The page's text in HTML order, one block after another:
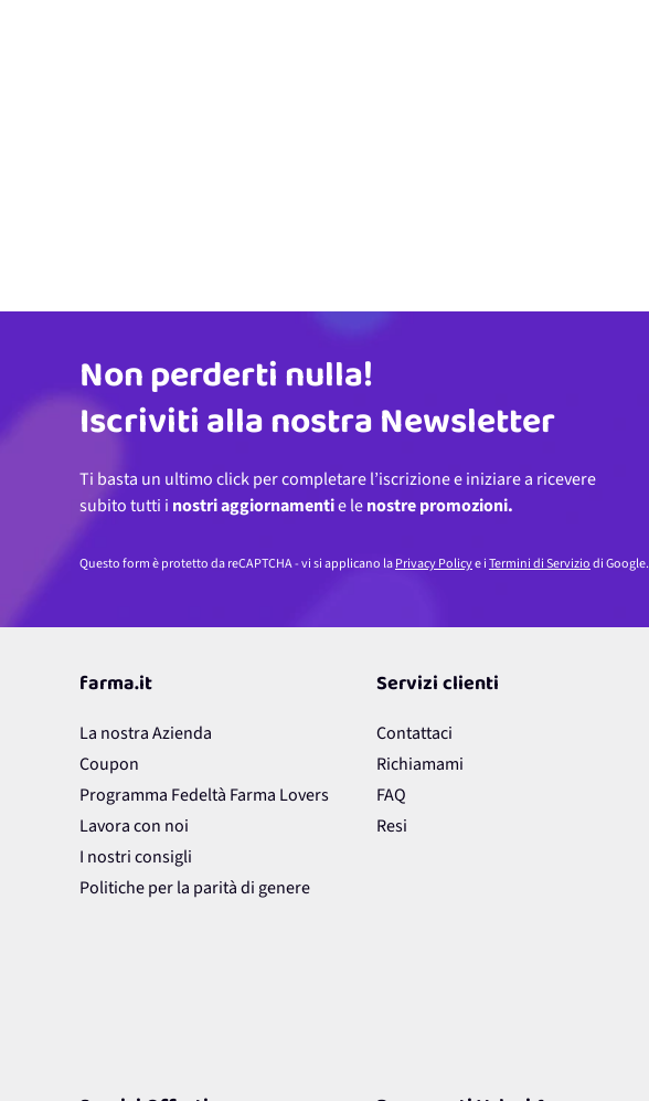
Indirizzo email
Non perderti nulla!
Iscriviti alla nostra Newsletter
Ti basta un ultimo click per completare l’iscrizione e iniziare a ricevere
subito tutti i nostri aggiornamentie lenostre promozioni.
Questo form è protetto da reCAPTCHA - vi si applicano laPrivacy Policye iTermini di Serviziodi Google.
farma.it
La nostra Azienda
Coupon
Programma Fedeltà Farma Lovers
Lavora con noi
I nostri consigli
Politiche per la parità di genere
Servizi clienti
Contattaci
Richiamami
FAQ
Resi